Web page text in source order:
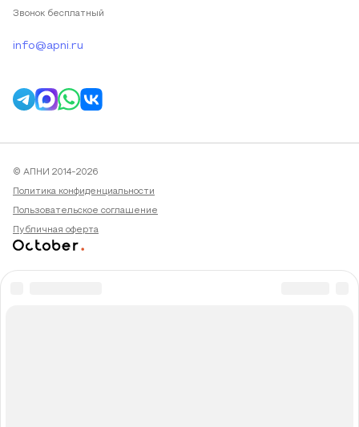
Звонок бесплатный
info@apni.ru
© АПНИ 2014-2026
Политика конфиденциальности
Пользовательское соглашение
Публичная оферта